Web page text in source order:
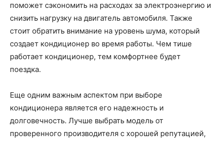
поможет сэкономить на расходах за электроэнергию и
снизить нагрузку на двигатель автомобиля. Также
стоит обратить внимание на уровень шума, который
создает кондиционер во время работы. Чем тише
работает кондиционер, тем комфортнее будет
поездка.
Еще одним важным аспектом при выборе
кондиционера является его надежность и
долговечность. Лучше выбрать модель от
проверенного производителя с хорошей репутацией,